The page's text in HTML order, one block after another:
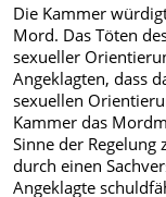
Die Kammer
Mord. Das Töten
sexueller
Angeklagten, dass
sexuellen
Kammer das
Sinne der Regelung
durch einen
Angeklagte